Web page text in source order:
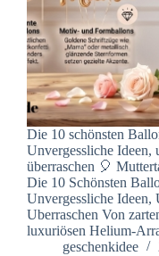
Die 10 schönsten
Unvergessliche Ideen,
überraschen 🎈
Die 10 Schönsten
Unvergessliche
Uberraschen Von
luxuriösen Helium-
geschenkidee